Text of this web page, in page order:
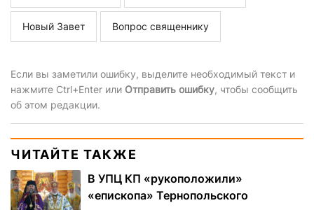
Новый Завет Вопрос священнику
Если вы заметили ошибку, выделите необходимый текст и
нажмите Ctrl+Enter или Отправить ошибку, чтобы сообщить
об этом редакции.
ЧИТАЙТЕ ТАКЖЕ
В УПЦ КП «рукоположили»
«епископа» Тернопольского